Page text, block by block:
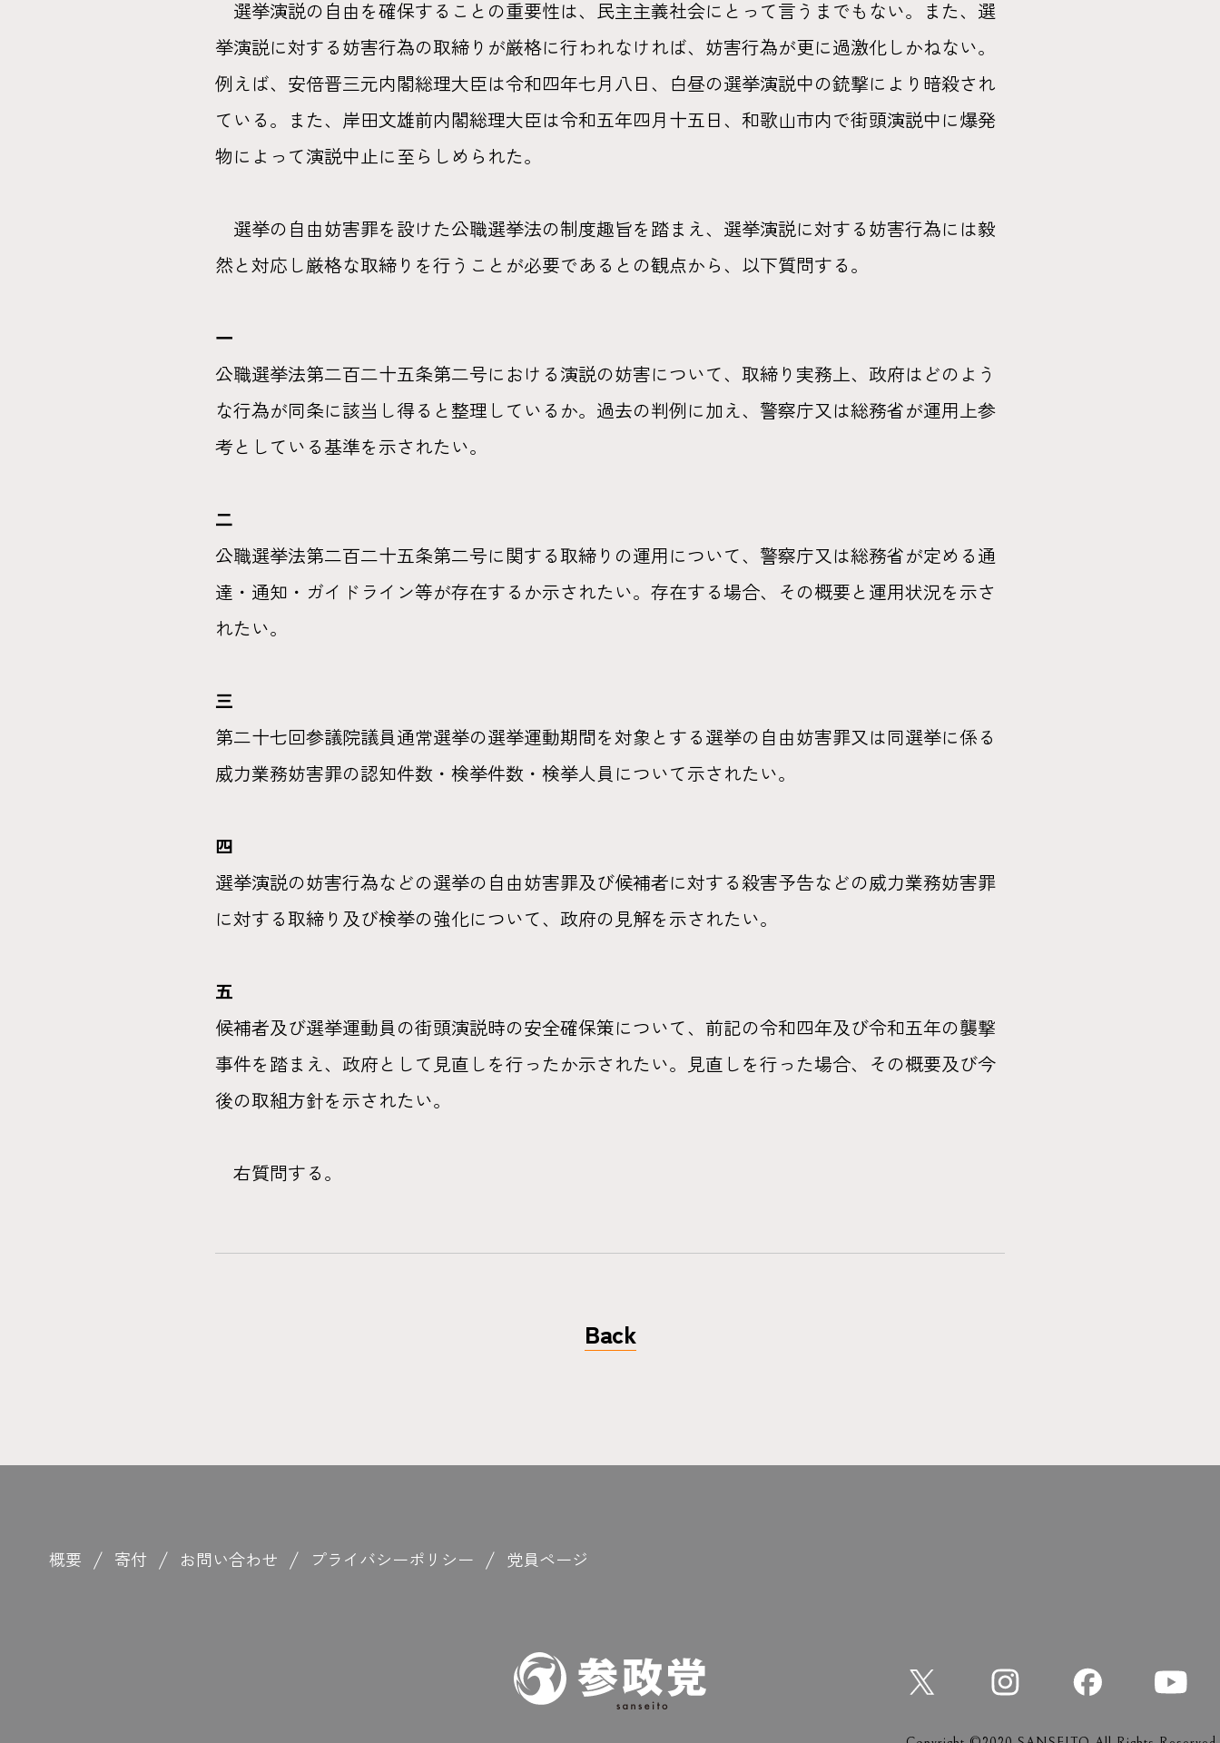
選挙演説の自由を確保することの重要性は、民主主義社会にとって言うまでもない。また、選
挙演説に対する妨害行為の取締りが厳格に行われなければ、妨害行為が更に過激化しかねない。
例えば、安倍晋三元内閣総理大臣は令和四年七月八日、白昼の選挙演説中の銃撃により暗殺され
ている。また、岸田文雄前内閣総理大臣は令和五年四月十五日、和歌山市内で街頭演説中に爆発
物によって演説中止に至らしめられた。
選挙の自由妨害罪を設けた公職選挙法の制度趣旨を踏まえ、選挙演説に対する妨害行為には毅
然と対応し厳格な取締りを行うことが必要であるとの観点から、以下質問する。
一
公職選挙法第二百二十五条第二号における演説の妨害について、取締り実務上、政府はどのよう
な行為が同条に該当し得ると整理しているか。過去の判例に加え、警察庁又は総務省が運用上参
考としている基準を示されたい。
二
公職選挙法第二百二十五条第二号に関する取締りの運用について、警察庁又は総務省が定める通
達・通知・ガイドライン等が存在するか示されたい。存在する場合、その概要と運用状況を示さ
れたい。
三
第二十七回参議院議員通常選挙の選挙運動期間を対象とする選挙の自由妨害罪又は同選挙に係る
威力業務妨害罪の認知件数・検挙件数・検挙人員について示されたい。
四
選挙演説の妨害行為などの選挙の自由妨害罪及び候補者に対する殺害予告などの威力業務妨害罪
に対する取締り及び検挙の強化について、政府の見解を示されたい。
五
候補者及び選挙運動員の街頭演説時の安全確保策について、前記の令和四年及び令和五年の襲撃
事件を踏まえ、政府として見直しを行ったか示されたい。見直しを行った場合、その概要及び今
後の取組方針を示されたい。
右質問する。
Back
概要 寄付 お問い合わせ プライバシーポリシー 党員ページ